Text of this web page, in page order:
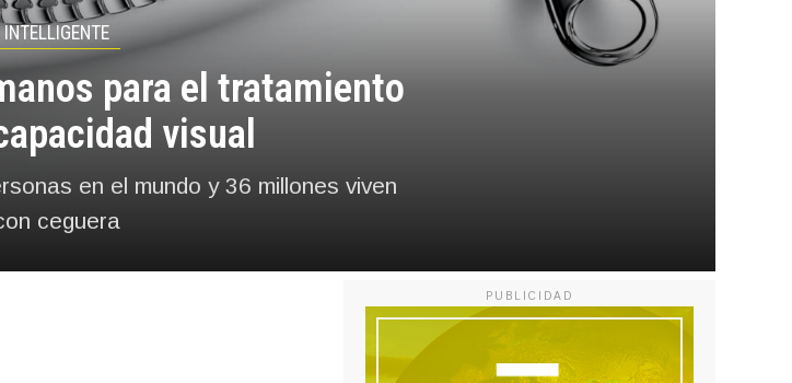
INTELLIGENTE
para el tratamiento
visual
en el mundo y 36 millones viven
ceguera
PUBLICIDAD